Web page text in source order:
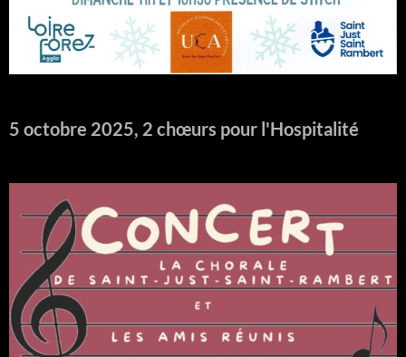
5 octobre 2025, 2 chœurs pour l'Hospitalité